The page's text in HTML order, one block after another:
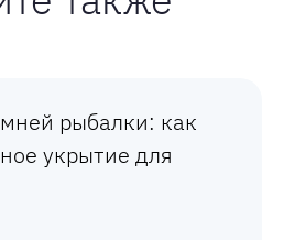
рыбалки: как
укрытие для